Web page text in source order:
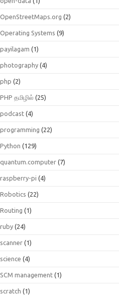
OpenStreetMaps.org (2)
Operating Systems (9)
payilagam (1)
photography (4)
php (2)
PHP தமிழில் (25)
podcast (4)
programming (22)
Python (129)
quantum.computer (7)
raspberry-pi (4)
Robotics (22)
Routing (1)
ruby (24)
scanner (1)
science (4)
SCM management (1)
scratch (1)